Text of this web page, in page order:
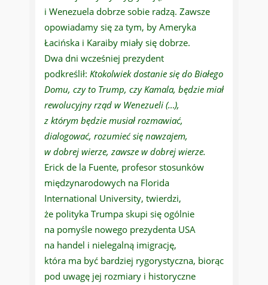
i Wenezuela dobrze sobie radzą. Zawsze
opowiadamy się za tym, by Ameryka
Łacińska i Karaiby miały się dobrze.
Dwa dni wcześniej prezydent
podkreślił: Ktokolwiek dostanie się do Białego
Domu, czy to Trump, czy Kamala, będzie miał
rewolucyjny rząd w Wenezueli (…),
z którym będzie musiał rozmawiać,
dialogować, rozumieć się nawzajem,
w dobrej wierze, zawsze w dobrej wierze.
Erick de la Fuente, profesor stosunków
międzynarodowych na Florida
International University, twierdzi,
że polityka Trumpa skupi się ogólnie
na pomyśle nowego prezydenta USA
na handel i nielegalną imigrację,
która ma być bardziej rygorystyczna, biorąc
pod uwagę jej rozmiary i historyczne